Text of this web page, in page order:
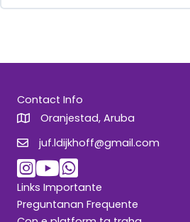
Contact Info
Oranjestad, Aruba
juf.ldijkhoff@gmail.com
juf.ldijkhoff@gmail.com
Links Importante
Preguntanan Frequente